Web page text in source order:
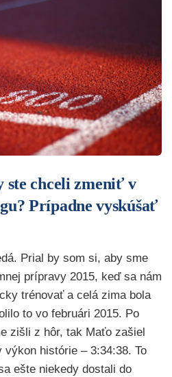
ste chceli zmeniť v
Prípadne vyskúšať
Prial by som si, aby sme
prípravy 2015, keď sa nám
trénovať a celá zima bola
to vo februári 2015. Po
zišli z hôr, tak Maťo zašiel
histórie – 3:34:38. To
ešte niekedy dostali do